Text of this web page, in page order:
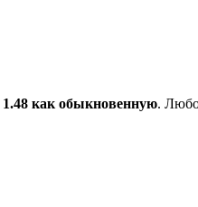
1.48 как обыкновенную.